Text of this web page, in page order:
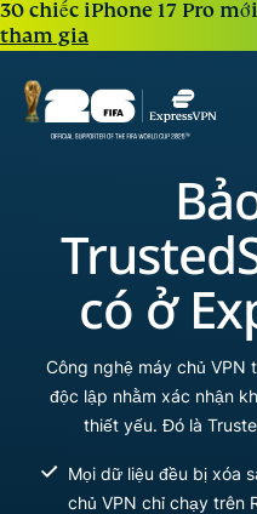
30 chiếc iPhone 17 Pro
tham gia
có ở
Công nghệ máy chủ VPN
độc lập nhằm xác nhận
thiết yếu. Đó là
Mọi dữ liệu đều bị xóa
chủ VPN chỉ chạy trên